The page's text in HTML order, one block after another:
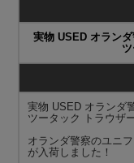
実物 USED オラン
実物 USED オランダ
ツータック トラウザ
オランダ警察のユニ
が入荷しました！